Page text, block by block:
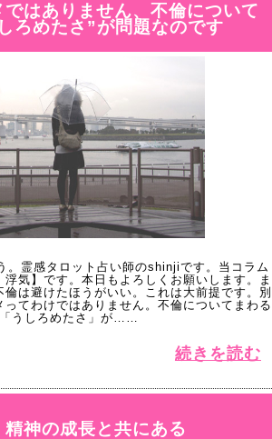
はありません、不倫について
ろめたさ”が問題なのです
。霊感タロット占い師のshinjiです。当コラム
気】です。本日もよろしくお願いします。ま
は避けたほうがいい。これは大前提です。別
ってわけではありません。不倫についてまわる
「うしろめたさ」が……
続きを読む
精神の成長と共にある